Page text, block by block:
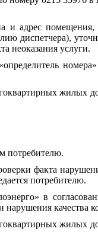
адрес помещения,
диспетчера),
неоказания услуги.
жилых
потребителю.
факта
потребителю.
в
нарушения качества
жилых